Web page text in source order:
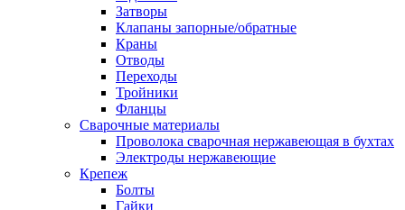
Затворы
Клапаны запорные/обратные
Краны
Отводы
Переходы
Тройники
Фланцы
Сварочные материалы
Проволока сварочная нержавеющая в бухтах
Электроды нержавеющие
Крепеж
Болты
Гайки